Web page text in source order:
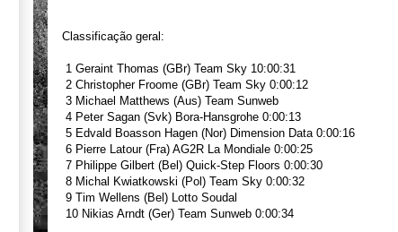
Classificação geral:
1 Geraint Thomas (GBr) Team Sky 10:00:31
2 Christopher Froome (GBr) Team Sky 0:00:12
3 Michael Matthews (Aus) Team Sunweb
4 Peter Sagan (Svk) Bora-Hansgrohe 0:00:13
5 Edvald Boasson Hagen (Nor) Dimension Data 0:00:16
6 Pierre Latour (Fra) AG2R La Mondiale 0:00:25
7 Philippe Gilbert (Bel) Quick-Step Floors 0:00:30
8 Michal Kwiatkowski (Pol) Team Sky 0:00:32
9 Tim Wellens (Bel) Lotto Soudal
10 Nikias Arndt (Ger) Team Sunweb 0:00:34